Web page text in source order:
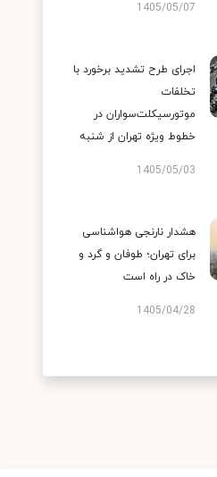
1405/05/07
اجرای طرح تشدید برخورد با
تخلفات
موتورسیکلت‌سواران در
خطوط ویژه تهران از شنبه
1405/05/03
هشدار نارنجی هواشناسی
برای تهران؛ طوفان و گرد و
خاک در راه است
1405/04/28